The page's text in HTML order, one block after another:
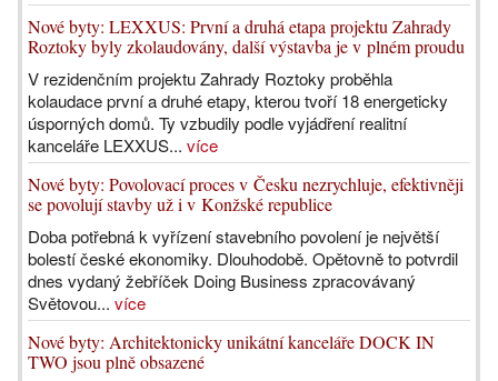
Nové byty: LEXXUS: První a druhá etapa projektu Zahrady
Roztoky byly zkolaudovány, další výstavba je v plném proudu
V rezidenčním projektu Zahrady Roztoky proběhla
kolaudace první a druhé etapy, kterou tvoří 18 energeticky
úsporných domů. Ty vzbudily podle vyjádření realitní
kanceláře LEXXUS... více
Nové byty: Povolovací proces v Česku nezrychluje, efektivněji
se povolují stavby už i v Konžské republice
Doba potřebná k vyřízení stavebního povolení je největší
bolestí české ekonomiky. Dlouhodobě. Opětovně to potvrdil
dnes vydaný žebříček Doing Business zpracovávaný
Světovou... více
Nové byty: Architektonicky unikátní kanceláře DOCK IN
TWO jsou plně obsazené